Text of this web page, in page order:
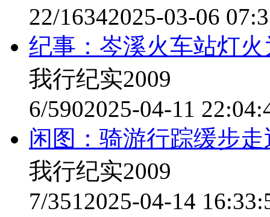
22/16342025-03-06
纪事：岑溪火车站灯
我行纪实2009
6/5902025-04-11
闲图：骑游行踪缓步
我行纪实2009
7/3512025-04-14